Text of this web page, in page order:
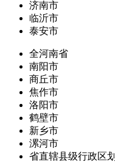
济南市
临沂市
泰安市
全河南省
南阳市
商丘市
焦作市
洛阳市
鹤壁市
新乡市
漯河市
省直辖县级行政区划